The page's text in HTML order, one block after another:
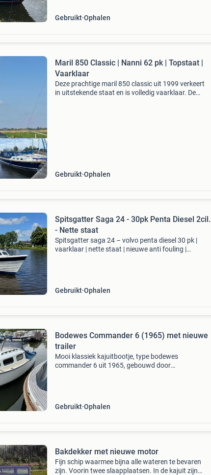
Gebruikt Ophalen
Maril 850 Classic | Nanni 62 pk | Topstaat |
Vaarklaar
Deze prachtige maril 850 classic uit 1999 verkeert
in uitstekende staat en is volledig vaarklaar. De
Gebruikt Ophalen
Spitsgatter Saga 24 - 30pk Penta Diesel 2cil.
- Nette staat
Spitsgatter saga 24 – volvo penta diesel 30 pk |
vaarklaar | nette staat | nieuwe anti fouling |
Gebruikt Ophalen
Bodewes Commander 6 (1965) met nieuwe
trailer
Mooi klassiek kajuitbootje, type bodewes
commander 6 uit 1965, gebouwd door
Gebruikt Ophalen
Bakdekker met nieuwe motor
Fijn schip waarmee bijna alle wateren te bevaren
zijn. Voorin twee slaapplaatsen. In de kajuit zijn